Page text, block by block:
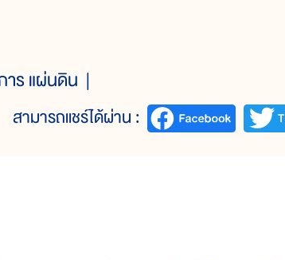
าร แผ่นดิน
สามารถแชร์ได้ผ่าน :